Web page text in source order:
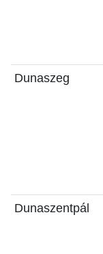
Dunaszeg
Dunaszentpál